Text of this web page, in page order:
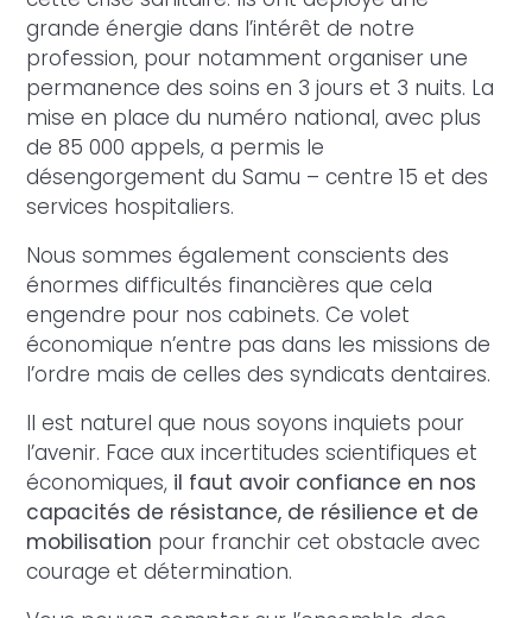
grande énergie dans l’intérêt de notre
profession, pour notamment organiser une
permanence des soins en 3 jours et 3 nuits. La
mise en place du numéro national, avec plus
de 85 000 appels, a permis le
désengorgement du Samu – centre 15 et des
services hospitaliers.
Nous sommes également conscients des
énormes difficultés financières que cela
engendre pour nos cabinets. Ce volet
économique n’entre pas dans les missions de
l’ordre mais de celles des syndicats dentaires.
Il est naturel que nous soyons inquiets pour
l’avenir. Face aux incertitudes scientifiques et
économiques, il faut avoir confiance en nos
capacités de résistance, de résilience et de
mobilisation pour franchir cet obstacle avec
courage et détermination.